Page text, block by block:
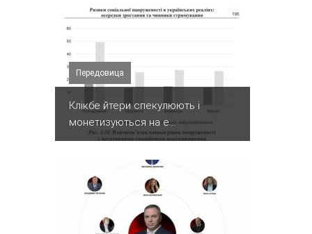
Передовица
Клікбе йтери спекулюють і
монетизуються на е...